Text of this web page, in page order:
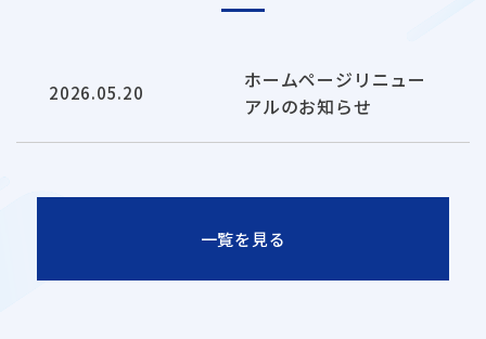
2026.05.20
ホームページリニュー
アルのお知らせ
一覧を見る